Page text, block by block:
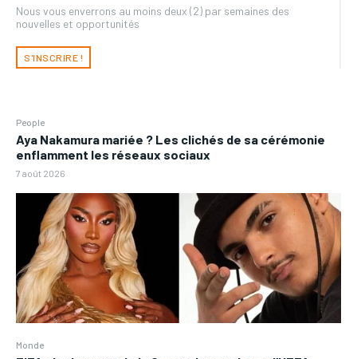
Nous vous enverrons au moins deux (2) par semaines des
nouvelles et opportunités
S'INSCRIRE !
People
Aya Nakamura mariée ? Les clichés de sa cérémonie
enflamment les réseaux sociaux
7 août 2026
Monde